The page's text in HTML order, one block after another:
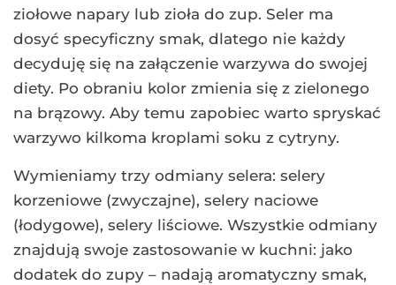
ziołowe napary lub zioła do zup. Seler ma
dosyć specyficzny smak, dlatego nie każdy
decyduję się na załączenie warzywa do swojej
diety. Po obraniu kolor zmienia się z zielonego
na brązowy. Aby temu zapobiec warto spryskać
warzywo kilkoma kroplami soku z cytryny.
Wymieniamy trzy odmiany selera: selery
korzeniowe (zwyczajne), selery naciowe
(łodygowe), selery liściowe. Wszystkie odmiany
znajdują swoje zastosowanie w kuchni: jako
dodatek do zupy – nadają aromatyczny smak,